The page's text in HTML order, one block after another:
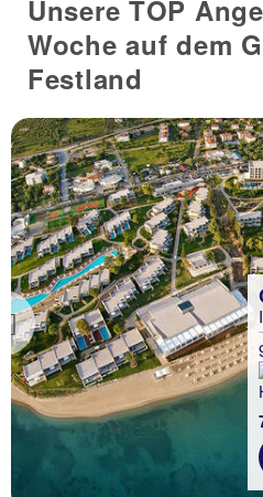
Unsere TOP
Woche auf dem
Festland
Previous